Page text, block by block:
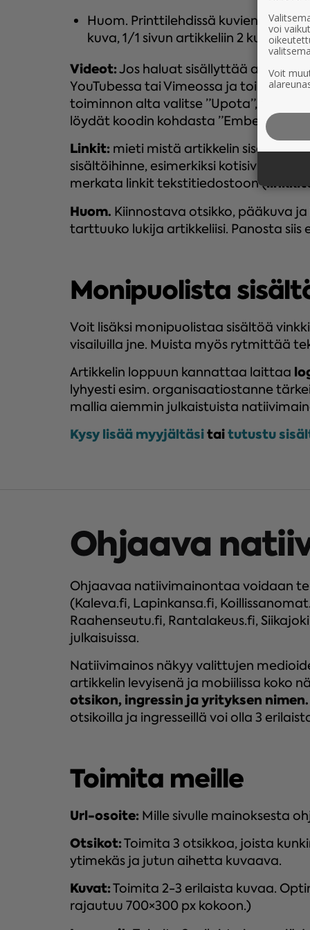
Huom. Printtilehdissä kuvien
kuva, 1/1 sivun artikkeliin 2 kuvaa
Videot:Jos haluat sisällyttää
YouTubessa tai Vimeossa ja toimita
toiminnon alta valitse ”Upota”, ja saat
löydät koodin kohdasta ”Embed”).
Linkit: mieti mistä artikkelin sisällöstä
sisältöihinne, esimerkiksi
merkata linkit tekstitiedostoon (
Huom. Kiinnostava otsikko, pääkuva
tarttuuko lukija artikkeliisi. Panosta siis
Monipuolista
Voit lisäksi monipuolistaa sisältöä
visailuilla jne. Muista myös rytmittää
Artikkelin loppuun kannattaa laittaa
lyhyesti esim. organisaatiostanne
mallia aiemmin julkaistuista
Kysy lisää myyjältäsitaitutustu
Ohjaava
Ohjaavaa natiivimainontaa voidaan
(Kaleva.fi, Lapinkansa.fi,
Raahenseutu.fi, Rantalakeus.fi,
julkaisuissa.
Natiivimainos näkyy valittujen
artikkelin levyisenä ja mobiilissa koko
otsikon, ingressin ja yrityksen nimen.
otsikoilla ja ingresseillä voi olla 3
Toimita meille
Url-osoite:Mille sivulle mainoksesta
Otsikot:Toimita 3 otsikkoa, joista
ytimekäs ja jutun aihetta kuvaava.
Kuvat:Toimita 2-3 erilaista kuvaa.
rajautuu 700×300 px kokoon.)
voi
Voit